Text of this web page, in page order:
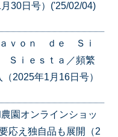
30日号）('25/02/04)
ａｖｏｎ ｄｅ Ｓｉ
ｉｅｓｔａ／頻繁
2025年1月16日号）
園オンラインショッ
応え独自品も展開（2